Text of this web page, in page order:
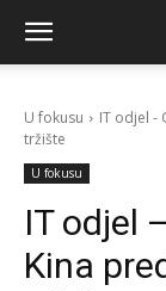
U fokusu
IT odjel -
tržište
U fokusu
IT odjel
Kina